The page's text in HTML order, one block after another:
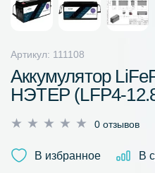
Артикул: 111108
Аккумулятор
НЭТЕР (LFP4-
Оценка
из
0 отзывов
В избранное В